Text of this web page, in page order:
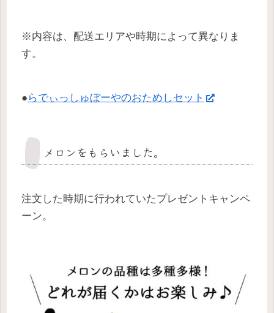
※内容は、配送エリアや時期によって異なりま
す。
● らでぃっしゅぼーやのおためしセット
メロンをもらいました。
注文した時期に行われていたプレゼントキャンペ
ーン。